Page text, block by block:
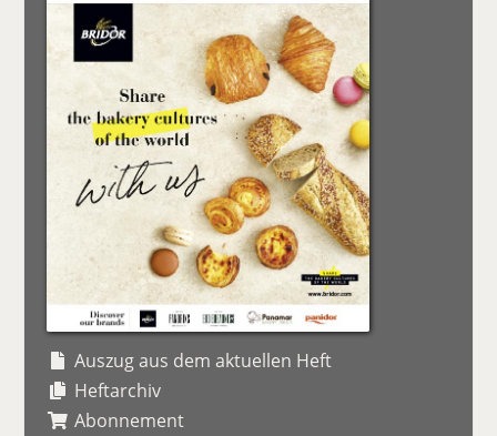
Auszug aus dem aktuellen Heft
Heftarchiv
Abonnement